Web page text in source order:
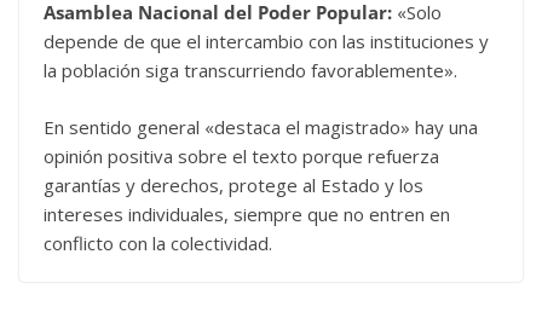
Asamblea Nacional del Poder Popular: «Solo
depende de que el intercambio con las instituciones y
la población siga transcurriendo favorablemente».
En sentido general «destaca el magistrado» hay una
opinión positiva sobre el texto porque refuerza
garantías y derechos, protege al Estado y los
intereses individuales, siempre que no entren en
conflicto con la colectividad.